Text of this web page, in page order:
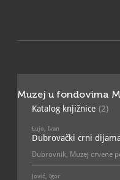
Muzej u fondovima
Katalog knjižnice (2)
Lujo, Ivan
Dubrovački crni
Dubrovnik, Muzej crvene
Jović, Igor